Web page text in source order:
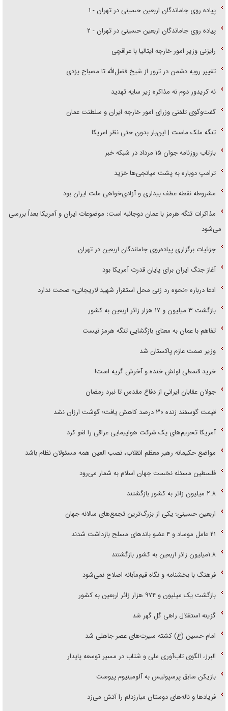
پیاده روی جاماندگان اربعین حسینی در تهران - ۱
پیاده روی جاماندگان اربعین حسینی در تهران - ۲
رایزنی وزیر امور خارجه ایتالیا با عراقچی
تغییر رویه دشمن در ترور از شیخ فضل‌الله تا مصباح یزدی
نه کریدور دوم نه مذاکره زیر سایه تهدید
گفت‌وگوی تلفنی وزرای امور خارجه ایران و سلطنت عمان
تنگه ملک ماست | این‌بار بدون حتی نظر امریکا
بازتاب روزنامه جوان ۱۵ مرداد در شبکه خبر
ترامپ دوباره به پشت میانجی‌ها خزید
مشروطه نقطه عطف بیداری و آزادی‌خواهی ملت ایران بود
مذاکرات تنگه هرمز با عمان دوجانبه است؛ موضوعات ایران و آمریکا بعداً بررسی
می‌شود
جزئیات برگزاری پیاده‌روی جاماندگان اربعین در تهران
آغاز جنگ ایران برای پایان قدرت آمریکا بود
ادعا درباره «نحوه رد زنی محل استقرار شهید لاریجانی» صحت ندارد
بازگشت ۳ میلیون و ۱۷ هزار زائر اربعین به کشور
تفاهم با عمان به معنای بازگشایی تنگه هرمز نیست
وزیر صمت عازم پاکستان شد
خرید قسطی اولش خنده و آخرش گریه است!
جولان عقابان ایرانی از دفاع مقدس تا نبرد رمضان
قیمت گوسفند زنده ۳۰ درصد کاهش یافت؛ گوشت ارزان نشد
آمریکا تحریم‌های یک شرکت هواپیمایی عراقی را لغو کرد
مواضع حکیمانه رهبر معظم انقلاب، نصب العین همه مسئولان نظام باشد
فلسطین مسئله نخست جهان اسلام به شمار می‌رود
۲.۸ میلیون زائر به کشور بازگشتند
اربعین حسینی؛ یکی از بزرگ‌ترین تجمع‌های سالانه جهان
۲۱ عامل موساد و ۴ عضو باند‌های مسلح بازداشت شدند
۱.۸میلیون زائر اربعین به کشور بازگشتند
فرهنگ با بخشنامه و نگاه قیم‌مآبانه اصلاح نمی‌شود
بازگشت یک میلیون و ۹۷۴ هزار زائر اربعین به کشور
گزینه استقلال راهی گل گهر شد
امام حسین (ع) کشته سیرت‌های عصر جاهلی شد
البرز، الگوی تاب‌آوری ملی و شتاب در مسیر توسعه پایدار
بازیکن سابق پرسپولیس به آلومینیوم پیوست
فریاد‌ها و ناله‌های دوستان مبارزدلم را آتش می‌زد